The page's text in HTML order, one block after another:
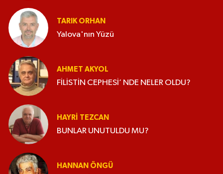
TARIK ORHAN
Yalova'nın Yüzü
AHMET AKYOL
FİLİSTİN CEPHESİ’ NDE NELER OLDU?
HAYRI TEZCAN
BUNLAR UNUTULDU MU?
HANNAN ÖNGÜ